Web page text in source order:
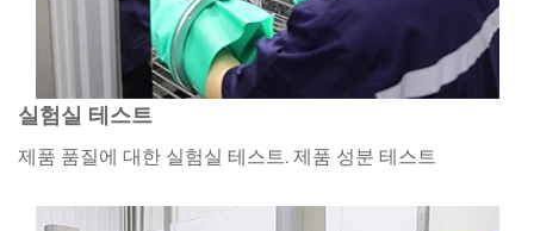
실험실 테스트
제품 품질에 대한 실험실 테스트. 제품 성분 테스트